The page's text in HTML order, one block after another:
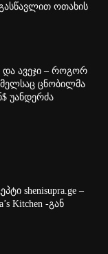
ოთახის
და ავეჯი – როგორ
ცნობილმა
უანდერძა
shenisupra.ge –
Kitchen -გან